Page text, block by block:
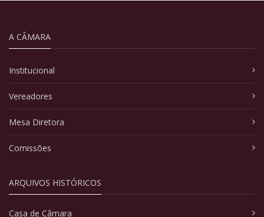
A CÂMARA
Institucional
Vereadores
Mesa Diretora
Comissões
ARQUIVOS HISTÓRICOS
Casa de Câmara